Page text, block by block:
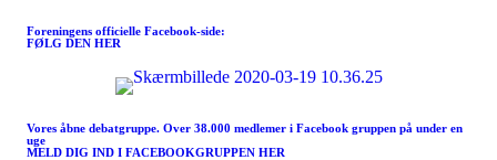
Foreningens officielle Facebook-side:
FØLG DEN HER
Vores åbne debatgruppe. Over 38.000 medlemer i Facebook gruppen på under en
uge
MELD DIG IND I FACEBOOKGRUPPEN HER